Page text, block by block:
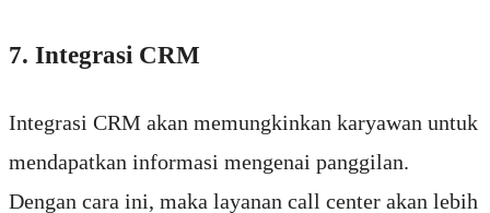
7. Integrasi CRM
Integrasi CRM akan memungkinkan karyawan untuk
mendapatkan informasi mengenai panggilan.
Dengan cara ini, maka layanan call center akan lebih